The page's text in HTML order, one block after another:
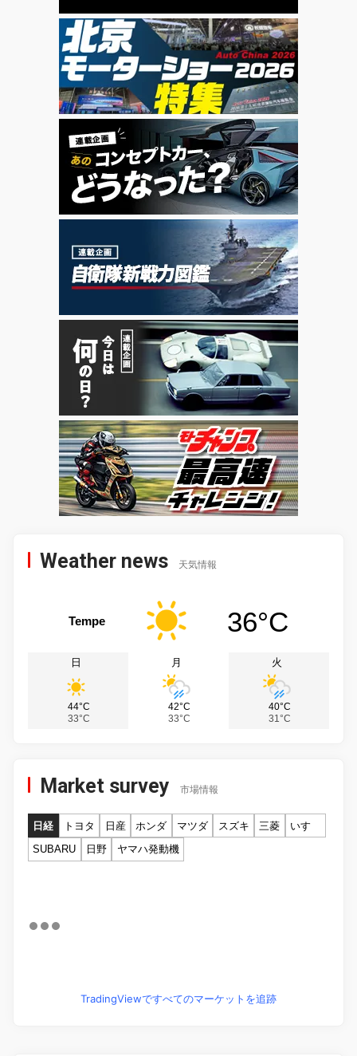
Weather news 天気情報
Tempe 36°C
日
44°C
33°C
月
42°C
33°C
火
40°C
31°C
Market survey 市場情報
日経 トヨタ 日産 ホンダ マツダ スズキ 三菱
いすゞ
SUBARU
日野 ヤマハ発動機
TradingViewですべてのマーケットを追跡